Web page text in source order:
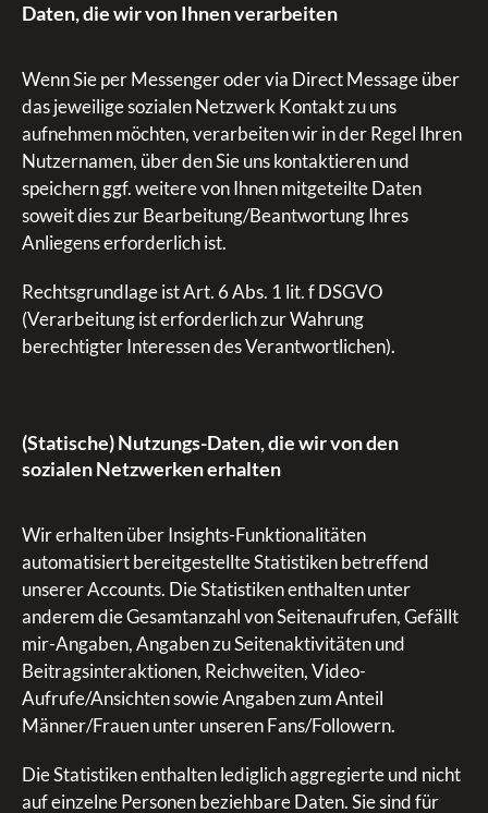
Daten, die wir von Ihnen verarbeiten
Wenn Sie per Messenger oder via Direct Message über
das jeweilige sozialen Netzwerk Kontakt zu uns
aufnehmen möchten, verarbeiten wir in der Regel Ihren
Nutzernamen, über den Sie uns kontaktieren und
speichern ggf. weitere von Ihnen mitgeteilte Daten
soweit dies zur Bearbeitung/Beantwortung Ihres
Anliegens erforderlich ist.
Rechtsgrundlage ist Art. 6 Abs. 1 lit. f DSGVO
(Verarbeitung ist erforderlich zur Wahrung
berechtigter Interessen des Verantwortlichen).
(Statische) Nutzungs-Daten, die wir von den
sozialen Netzwerken erhalten
Wir erhalten über Insights-Funktionalitäten
automatisiert bereitgestellte Statistiken betreffend
unserer Accounts. Die Statistiken enthalten unter
anderem die Gesamtanzahl von Seitenaufrufen, Gefällt
mir-Angaben, Angaben zu Seitenaktivitäten und
Beitragsinteraktionen, Reichweiten, Video-
Aufrufe/Ansichten sowie Angaben zum Anteil
Männer/Frauen unter unseren Fans/Followern.
Die Statistiken enthalten lediglich aggregierte und nicht
auf einzelne Personen beziehbare Daten. Sie sind für